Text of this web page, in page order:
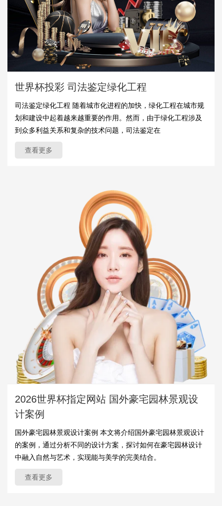
世界杯投彩 司法鉴定绿化工程
司法鉴定绿化工程 随着城市化进程的加快，绿化工程在城市规
划和建设中起着越来越重要的作用。然而，由于绿化工程涉及
到众多利益关系和复杂的技术问题，司法鉴定在
查看更多
2026世界杯指定网站 国外豪宅园林景观设
计案例
国外豪宅园林景观设计案例 本文将介绍国外豪宅园林景观设计
的案例，通过分析不同的设计方案，探讨如何在豪宅园林设计
中融入自然与艺术，实现能与美学的完美结合。
查看更多